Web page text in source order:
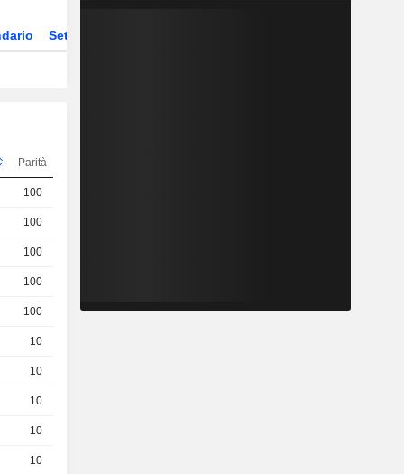
Settore
Parità
100
100
100
100
100 0,1260EUR
10
10
10
10
10